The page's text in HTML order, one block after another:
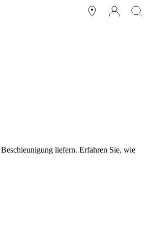
liefern. Erfahren Sie, wie